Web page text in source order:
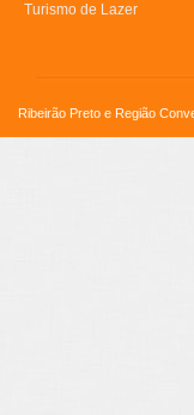
Turismo de Lazer
Ribeirão Preto e Região